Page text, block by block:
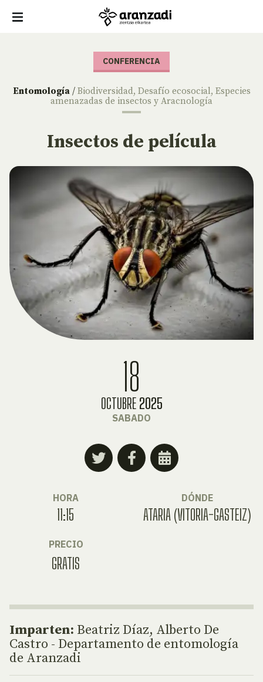
CONFERENCIA
Entomología/ Biodiversidad, Desafío ecosocial, Especies
amenazadas de insectos y Aracnología
Insectos de película
18
OCTUBRE 2025
SABADO
HORA
11:15
DÓNDE
ATARIA (VITORIA-GASTEIZ)
PRECIO
GRATIS
Imparten: Beatriz Díaz, Alberto De
Castro - Departamento de entomología
de Aranzadi